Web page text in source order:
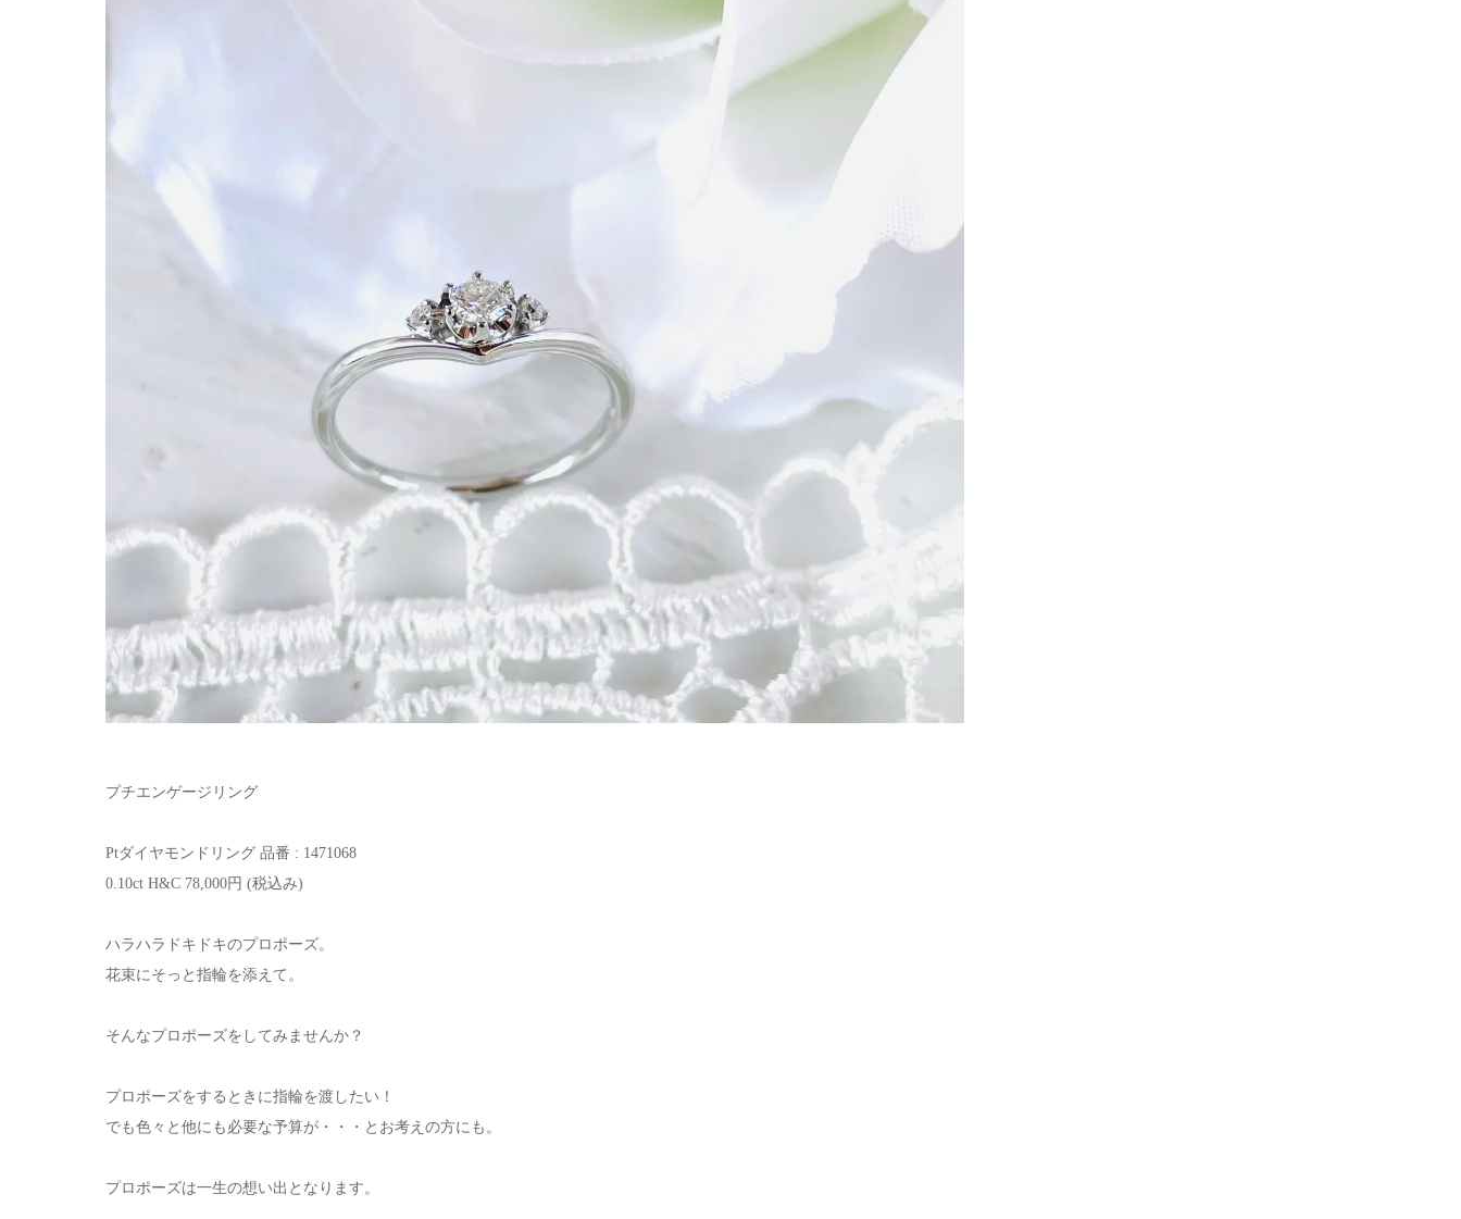
プチエンゲージリング
Ptダイヤモンドリング 品番 : 1471068
0.10ct H&C 78,000円 (税込み)
ハラハラドキドキのプロポーズ。
花束にそっと指輪を添えて。
そんなプロポーズをしてみませんか？
プロポーズをするときに指輪を渡したい！
でも色々と他にも必要な予算が・・・とお考えの方にも。
プロポーズは一生の想い出となります。